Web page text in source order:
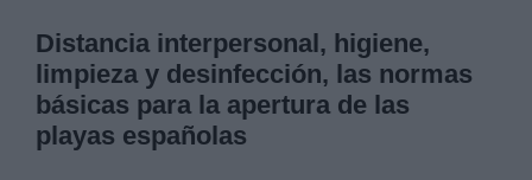
Distancia interpersonal, higiene,
limpieza y desinfección, las normas
básicas para la apertura de las
playas españolas
Legitimación:
Destinatarios: